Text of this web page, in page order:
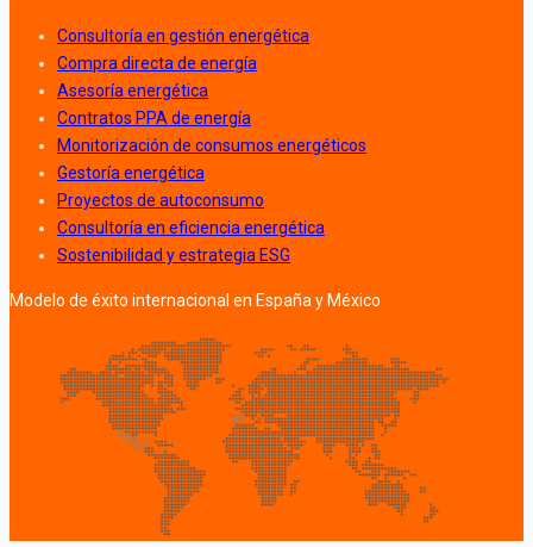
Consultoría en gestión energética
Compra directa de energía
Asesoría energética
Contratos PPA de energía
Monitorización de consumos energéticos
Gestoría energética
Proyectos de autoconsumo
Consultoría en eficiencia energética
Sostenibilidad y estrategia ESG
Modelo de éxito internacional en España y México